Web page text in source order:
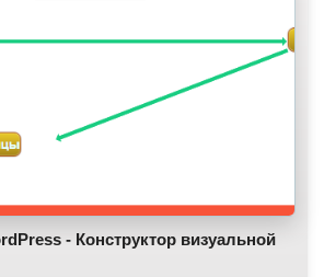
- Конструктор визуальной